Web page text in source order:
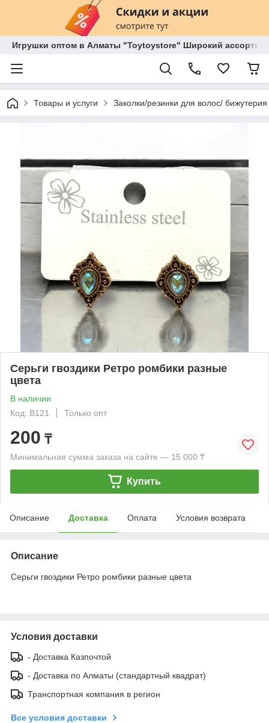
Игрушки оптом в Алматы "Toytoystore" Широкий
Товары и услуги Заколки/резинки для волос/ бижутерия
Серьги гвоздики Ретро ромбики разные
цвета
В наличии
Код: B121
Только опт
200 ₸
Минимальная сумма заказа на сайте — 15 000 ₸
Купить
Описание Доставка Оплата Условия возврата
Описание
Серьги гвоздики Ретро ромбики разные цвета
Условия доставки
- Доставка Казпочтой
- Доставка по Алматы (стандартный квадрат)
Транспортная компания в регион
Все условия доставки